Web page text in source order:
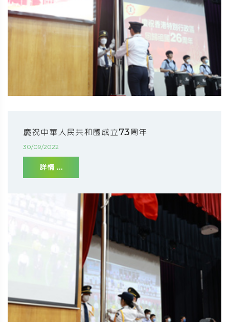
慶祝中華人民共和國成立73周年
30/09/2022
詳情 ...